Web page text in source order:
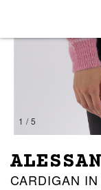
1 / 5
CARDIGAN